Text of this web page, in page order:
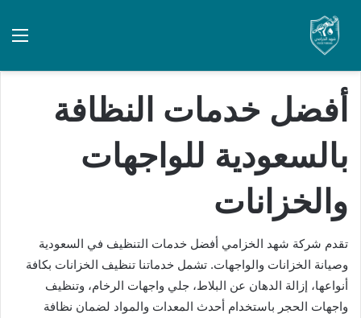
أفضل خدمات النظافة
بالسعودية للواجهات
والخزانات
تقدم شركة شهد الخزامي أفضل خدمات التنظيف في السعودية
وصيانة الخزانات والواجهات. تشمل خدماتنا تنظيف الخزانات بكافة
أنواعها، إزالة الدهان عن البلاط، جلي واجهات الرخام، وتنظيف
واجهات الحجر باستخدام أحدث المعدات والمواد لضمان نظافة